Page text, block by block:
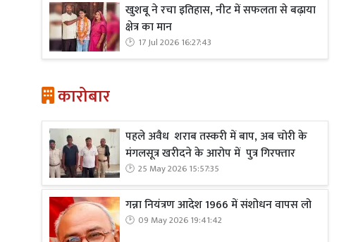
खुशबू ने रचा इतिहास, नीट में सफलता से बढ़ाया
क्षेत्र का मान
17 Jul 2026 16:27:43
कारोबार
पहले अवैध शराब तस्करी में बाप, अब चोरी के
मंगलसूत्र खरीदने के आरोप में पुत्र गिरफ्तार
25 May 2026 15:57:35
गन्ना नियंत्रण आदेश 1966 में संशोधन वापस लो
09 May 2026 19:41:42